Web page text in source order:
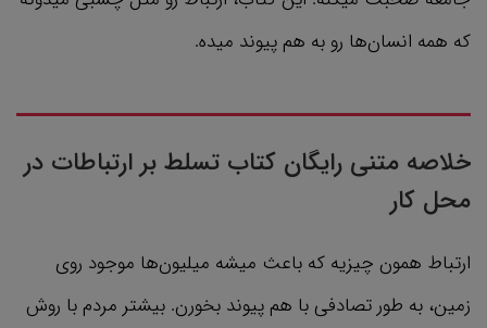
که همه انسان‌ها رو به هم پیوند میده.
خلاصه متنی رایگان کتاب تسلط بر ارتباطات در
محل کار
ارتباط همون چیزیه که باعث میشه میلیون‌ها موجود روی
زمین، به ‌طور تصادفی با هم پیوند بخورن. بیشتر مردم با روش